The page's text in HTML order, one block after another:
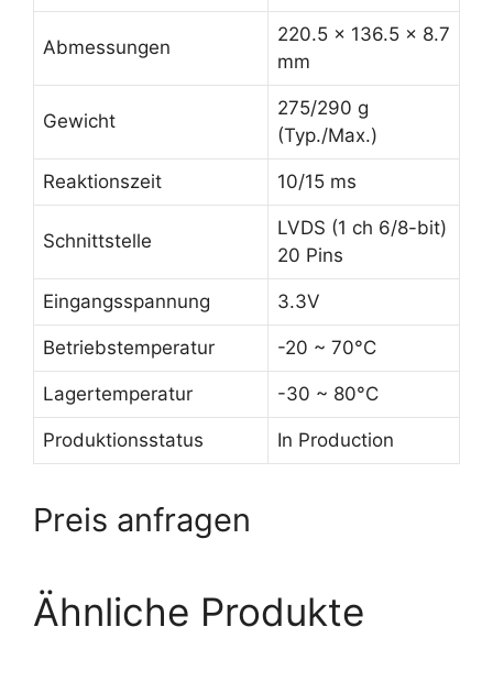
Abmessungen
220.5 x 136.5 x 8.7
mm
Gewicht
275/290 g
(Typ./Max.)
Reaktionszeit 10/15 ms
Schnittstelle
LVDS (1 ch 6/8-bit)
20 Pins
Eingangsspannung 3.3V
Betriebstemperatur -20 ~ 70°C
Lagertemperatur -30 ~ 80°C
Produktionsstatus In Production
Preis anfragen
Ähnliche Produkte